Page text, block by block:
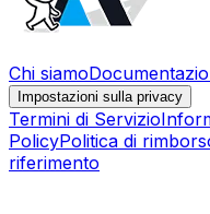
Chi siamo
Impostazioni sulla privacy
Termini di Servizio
PolicyPolitica di
riferimento